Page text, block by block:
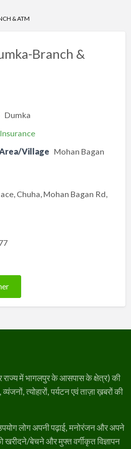
& ATM
Branch &
Dumka
Village Mohan Bagan
Chuha, Mohan Bagan Rd,
राज्य में भागलपुर के आसपास के क्षेत्र) की
त्योहारों, पर्यटन एवं ताज़ा ख़बरों की
लोग अपनी पढ़ाई, मनोरंजन और अपने
खरीदने/बेचने और मुफ्त वर्गीकृत विज्ञापन